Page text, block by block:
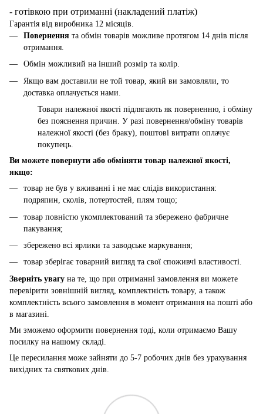
- готівкою при отриманні (накладений платіж)
Гарантія від виробника 12 місяців.
Повернення та обмін товарів можливе протягом 14 днів після
отримання.
Обмін можливий на інший розмір та колір.
Якщо вам доставили не той товар, який ви замовляли, то
доставка оплачується нами.
Товари належної якості підлягають як поверненню, і обміну
без пояснення причин. У разі повернення/обміну товарів
належної якості (без браку), поштові витрати оплачує
покупець.
Ви можете повернути або обміняти товар належної якості,
якщо:
товар не був у вживанні і не має слідів використання:
подряпин, сколів, потертостей, плям тощо;
товар повністю укомплектований та збережено фабричне
пакування;
збережено всі ярлики та заводське маркування;
товар зберігає товарний вигляд та свої споживчі властивості.
Зверніть увагу на те, що при отриманні замовлення ви можете
перевірити зовнішній вигляд, комплектність товару, а також
комплектність всього замовлення в момент отримання на пошті або
в магазині.
Ми зможемо оформити повернення тоді, коли отримаємо Вашу
посилку на нашому складі.
Це пересилання може зайняти до 5-7 робочих днів без урахування
вихідних та святкових днів.